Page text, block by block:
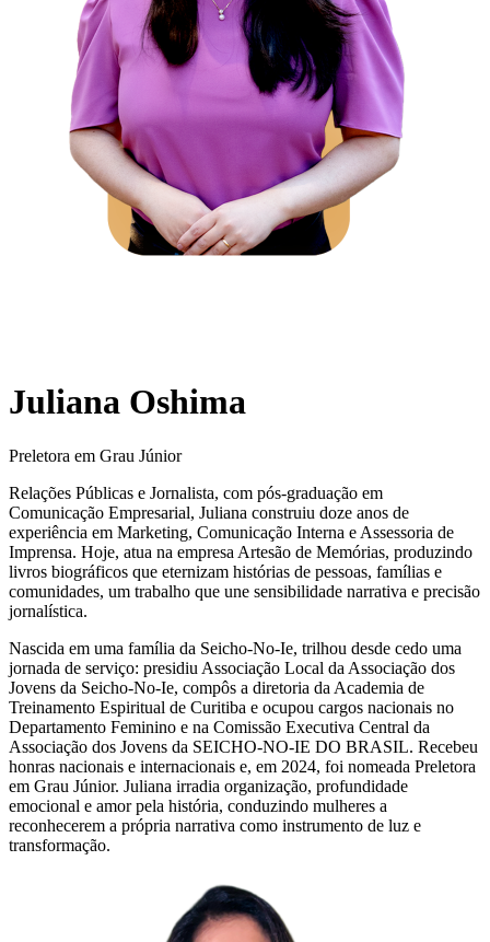
Juliana Oshima
Preletora em Grau Júnior
Relações Públicas e Jornalista, com pós-graduação em
Comunicação Empresarial, Juliana construiu doze anos de
experiência em Marketing, Comunicação Interna e Assessoria de
Imprensa. Hoje, atua na empresa Artesão de Memórias, produzindo
livros biográficos que eternizam histórias de pessoas, famílias e
comunidades, um trabalho que une sensibilidade narrativa e precisão
jornalística.
Nascida em uma família da Seicho-No-Ie, trilhou desde cedo uma
jornada de serviço: presidiu Associação Local da Associação dos
Jovens da Seicho-No-Ie, compôs a diretoria da Academia de
Treinamento Espiritual de Curitiba e ocupou cargos nacionais no
Departamento Feminino e na Comissão Executiva Central da
Associação dos Jovens da SEICHO-NO-IE DO BRASIL. Recebeu
honras nacionais e internacionais e, em 2024, foi nomeada Preletora
em Grau Júnior. Juliana irradia organização, profundidade
emocional e amor pela história, conduzindo mulheres a
reconhecerem a própria narrativa como instrumento de luz e
transformação.